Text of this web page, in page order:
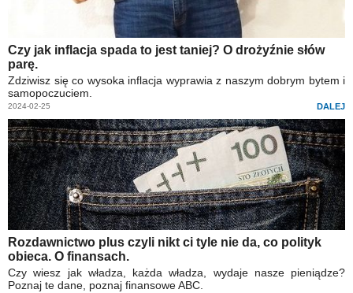
Czy jak inflacja spada to jest taniej? O drożyźnie słów
parę.
Zdziwisz się co wysoka inflacja wyprawia z naszym dobrym bytem i
samopoczuciem.
2024-02-25 DALEJ
Rozdawnictwo plus czyli nikt ci tyle nie da, co polityk
obieca. O finansach.
Czy wiesz jak władza, każda władza, wydaje nasze pieniądze?
Poznaj te dane, poznaj finansowe ABC.